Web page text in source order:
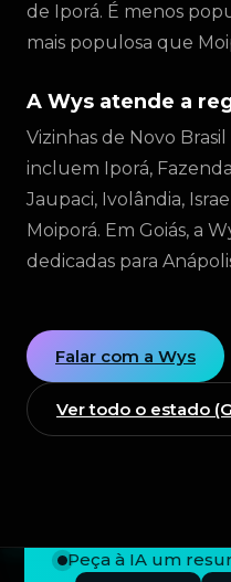
de Iporá. É menos
mais populosa que
A Wys atende a
Vizinhas de Novo
incluem Iporá,
Jaupaci, Ivolândia,
Moiporá. Em Goiás, a
dedicadas para
Falar com a Wys
Ver todo o estado
Peça à IA um